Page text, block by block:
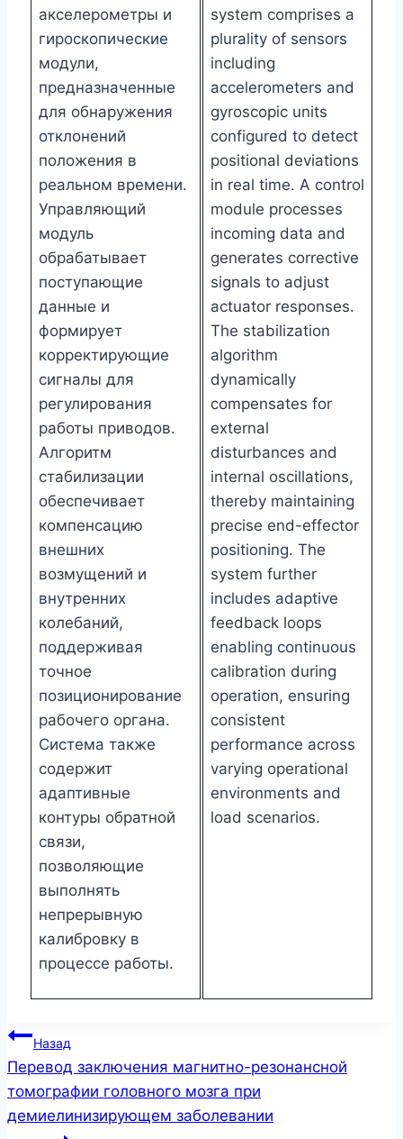
акселерометры и
гироскопические
модули,
предназначенные
для обнаружения
отклонений
положения в
реальном времени.
Управляющий
модуль
обрабатывает
поступающие
данные и
формирует
корректирующие
сигналы для
регулирования
работы приводов.
Алгоритм
стабилизации
обеспечивает
компенсацию
внешних
возмущений и
внутренних
колебаний,
поддерживая
точное
позиционирование
рабочего органа.
Система также
содержит
адаптивные
контуры обратной
связи,
позволяющие
выполнять
непрерывную
калибровку в
процессе работы.
system comprises a
plurality of sensors
including
accelerometers and
gyroscopic units
configured to detect
positional deviations
in real time. A control
module processes
incoming data and
generates corrective
signals to adjust
actuator responses.
The stabilization
algorithm
dynamically
compensates for
external
disturbances and
internal oscillations,
thereby maintaining
precise end-effector
positioning. The
system further
includes adaptive
feedback loops
enabling continuous
calibration during
operation, ensuring
consistent
performance across
varying operational
environments and
load scenarios.
Навигация
по
записям
Назад
Перевод заключения магнитно-резонансной
томографии головного мозга при
демиелинизирующем заболевании